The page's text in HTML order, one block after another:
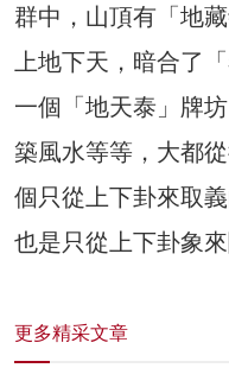
群中，山頂有「地
上地下天，暗合了
一個「地天泰」牌
築風水等等，大都
個只從上下卦來取
也是只從上下卦象
更多精采文章